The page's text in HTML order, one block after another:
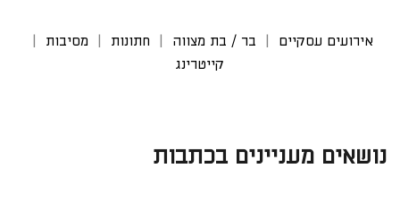
אירועים עסקיים בר / בת מצווה חתונות
מסיבות
קייטרינג
נושאים מעניינים בכתבות